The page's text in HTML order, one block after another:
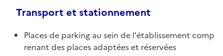
Transport et stationnement
Places de parking au sein de l'établissement comp
renant des places adaptées et réservées